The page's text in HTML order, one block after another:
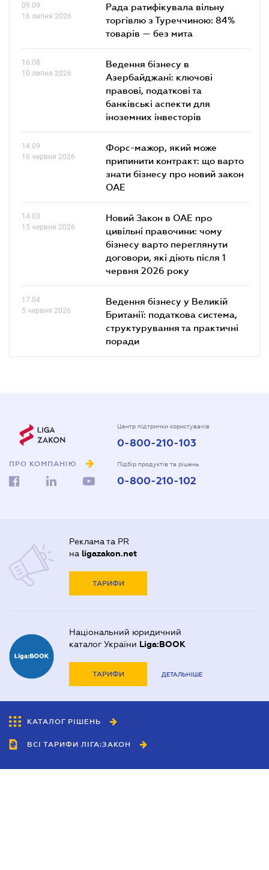
09.09
16 липня 2026
Рада ратифікувала вільну
торгівлю з Туреччиною: 84%
товарів — без мита
16.08
10 липня 2026
Ведення бізнесу в
Азербайджані: ключові
правові, податкові та
банківські аcпекти для
іноземних інвесторів
14.09
16 червня 2026
Форс-мажор, який може
припинити контракт: що варто
знати бізнесу про новий закон
ОАЕ
14.03
15 червня 2026
Новий Закон в ОАЕ про
цивільні правочини: чому
бізнесу варто переглянути
договори, які діють після 1
червня 2026 року
17.04
5 червня 2026
Ведення бізнесу у Великій
Британії: податкова система,
структурування та практичні
поради
ПРО КОМПАНІЮ
Центр підтримки користувачів
0-800-210-103
Підбір продуктів та рішень
0-800-210-102
Реклама та PR
на ligazakon.net
ТАРИФИ
Національний юридичний
каталог України Liga:BOOK
ТАРИФИ ДЕТАЛЬНІШЕ
КАТАЛОГ РІШЕНЬ
ВСІ ТАРИФИ ЛІГА:ЗАКОН